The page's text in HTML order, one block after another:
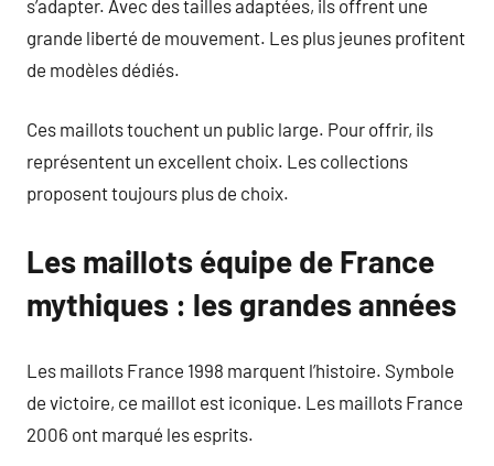
s’adapter. Avec des tailles adaptées, ils offrent une
grande liberté de mouvement. Les plus jeunes profitent
de modèles dédiés.
Ces maillots touchent un public large. Pour offrir, ils
représentent un excellent choix. Les collections
proposent toujours plus de choix.
Les maillots équipe de France
mythiques : les grandes années
Les maillots France 1998 marquent l’histoire. Symbole
de victoire, ce maillot est iconique. Les maillots France
2006 ont marqué les esprits.